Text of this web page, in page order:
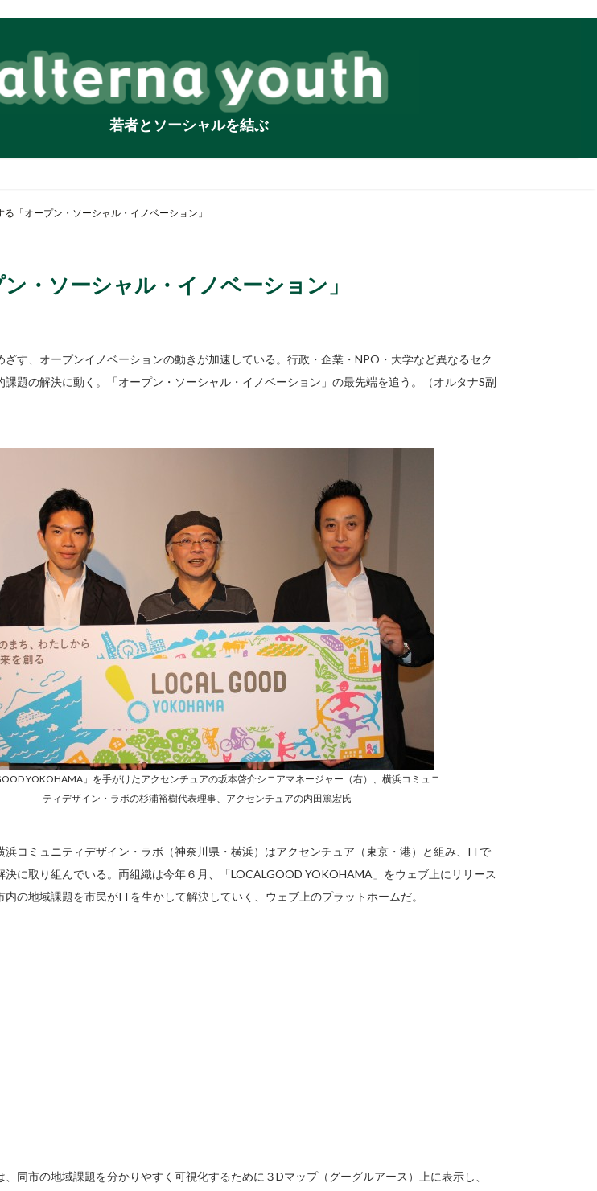
若者とソーシャルを結ぶ
る「オープン・ソーシャル・イノベーション」
・ソーシャル・イノベーション」
ざす、オープンイノベーションの動きが加速している。行政・企業・NPO・大学など異なるセク
課題の解決に動く。「オープン・ソーシャル・イノベーション」の最先端を追う。（オルタナS副
YOKOHAMA」を手がけたアクセンチュアの坂本啓介シニアマネージャー（右）、横浜コミュニ
ティデザイン・ラボの杉浦裕樹代表理事、アクセンチュアの内田篤宏氏
浜コミュニティデザイン・ラボ（神奈川県・横浜）はアクセンチュア（東京・港）と組み、ITで
決に取り組んでいる。両組織は今年６月、「LOCALGOOD YOKOHAMA」をウェブ上にリリース
内の地域課題を市民がITを生かして解決していく、ウェブ上のプラットホームだ。
、同市の地域課題を分かりやすく可視化するために３Dマップ（グーグルアース）上に表示し、